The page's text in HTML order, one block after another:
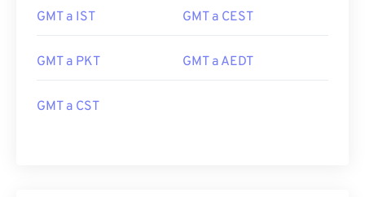
GMT a IST GMT a CEST
GMT a PKT GMT a AEDT
GMT a CST